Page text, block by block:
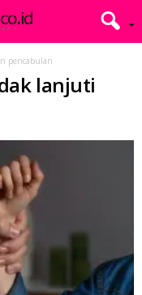
pencabulan
lanjuti